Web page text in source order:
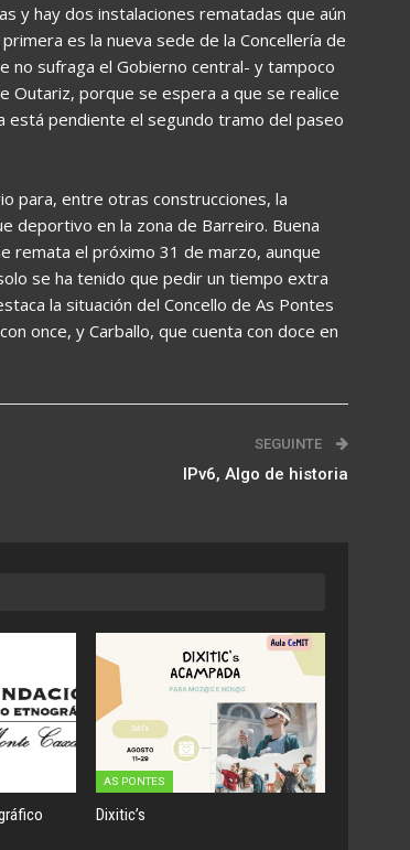
y hay dos instalaciones rematadas que aún
es la nueva sede de la Concellería de
no sufraga el Gobierno central- y tampoco
Outariz, porque se espera a que se realice
está pendiente el segundo tramo del paseo
para, entre otras construcciones, la
deportivo en la zona de Barreiro. Buena
remata el próximo 31 de marzo, aunque
se ha tenido que pedir un tiempo extra
la situación del Concello de As Pontes
once, y Carballo, que cuenta con doce en
SEGUINTE
IPv6, Algo de historia
AS PONTES
Dixitic’s